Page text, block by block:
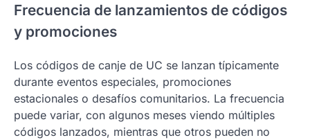
Frecuencia de lanzamientos de códigos
y promociones
Los códigos de canje de UC se lanzan típicamente
durante eventos especiales, promociones
estacionales o desafíos comunitarios. La frecuencia
puede variar, con algunos meses viendo múltiples
códigos lanzados, mientras que otros pueden no